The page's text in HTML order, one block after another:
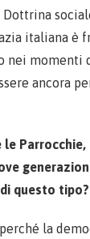
italiana è
nei momenti
ancora
le
questo tipo?
la